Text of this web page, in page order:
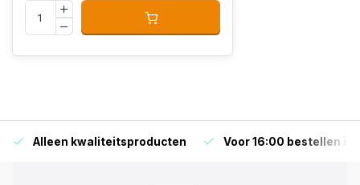
Alleen kwaliteitsproducten Voor 16:00 bestellen is